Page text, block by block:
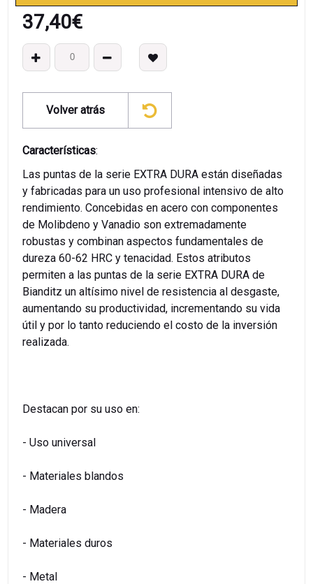
37,40€
Volver atrás
Características:
Las puntas de la serie EXTRA DURA están diseñadas
y fabricadas para un uso profesional intensivo de alto
rendimiento. Concebidas en acero con componentes
de Molibdeno y Vanadio son extremadamente
robustas y combinan aspectos fundamentales de
dureza 60-62 HRC y tenacidad. Estos atributos
permiten a las puntas de la serie EXTRA DURA de
Bianditz un altísimo nivel de resistencia al desgaste,
aumentando su productividad, incrementando su vida
útil y por lo tanto reduciendo el costo de la inversión
realizada.
Destacan por su uso en:
- Uso universal
- Materiales blandos
- Madera
- Materiales duros
- Metal